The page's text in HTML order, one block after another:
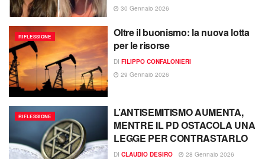
30 Gennaio 2026
RIFLESSIONE
Oltre il buonismo: la nuova lotta
per le risorse
DI FILIPPO CONFALONIERI
29 Gennaio 2026
RIFLESSIONE
L’ANTISEMITISMO AUMENTA,
MENTRE IL PD OSTACOLA UNA
LEGGE PER CONTRASTARLO
DI CLAUDIO DESIRO 28 Gennaio 2026